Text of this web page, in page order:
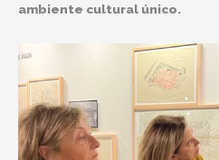
ambiente cultural único.